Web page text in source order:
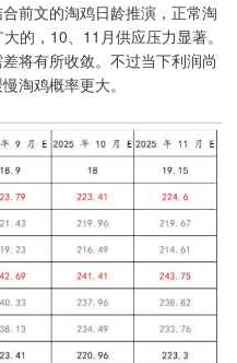
前文的淘鸡日龄推演，正常淘
的，10、11月供应压力显著。
将有所收敛。不过当下利润尚
淘鸡概率更大。